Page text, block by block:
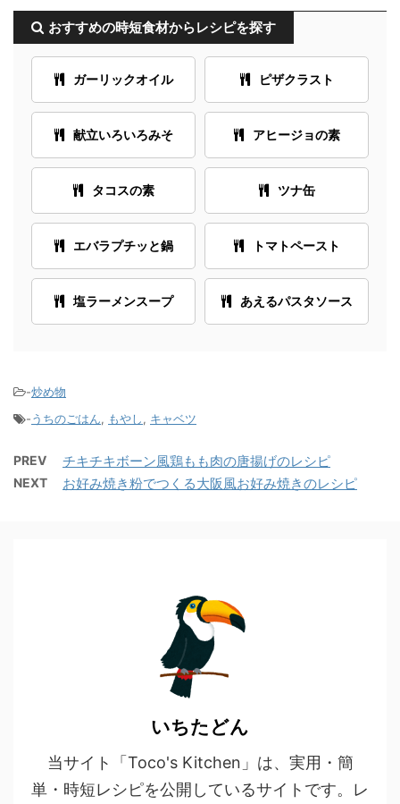
おすすめの時短食材からレシピを探す
ガーリックオイル ピザクラスト
献立いろいろみそ アヒージョの素
タコスの素 ツナ缶
エバラプチッと鍋 トマトペースト
塩ラーメンスープ あえるパスタソース
-炒め物
-うちのごはん, もやし, キャベツ
PREV チキチキボーン風鶏もも肉の唐揚げのレシピ
NEXT お好み焼き粉でつくる大阪風お好み焼きのレシピ
いちたどん
当サイト「Toco's Kitchen」は、実用・簡
単・時短レシピを公開しているサイトです。レ